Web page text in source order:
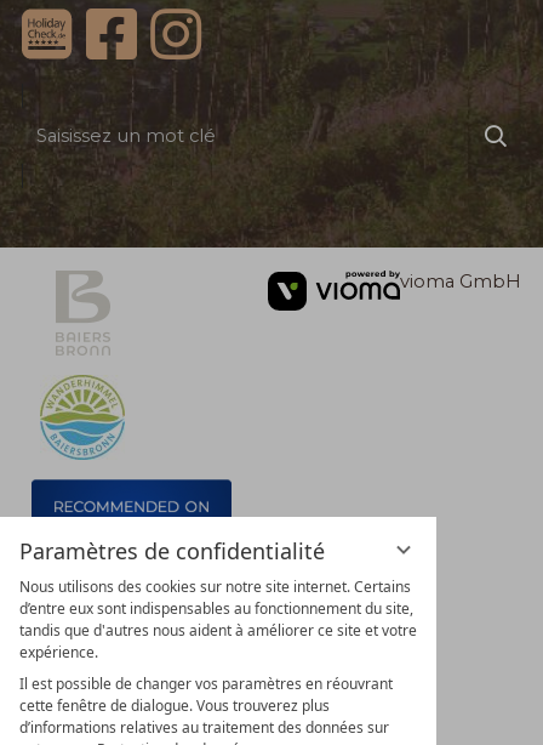
Paramètres de confidentialité
Nous utilisons des cookies sur notre site internet. Certains
d’entre eux sont indispensables au fonctionnement du site,
tandis que d'autres nous aident à améliorer ce site et votre
expérience.
Il est possible de changer vos paramètres en réouvrant
cette fenêtre de dialogue. Vous trouverez plus
d’informations relatives au traitement des données sur
Saisissez
un
mot
clé
vioma GmbH